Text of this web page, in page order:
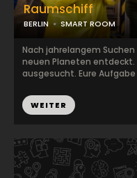
Raumschiff
BERLIN SMART ROOM
Nach jahrelangem
neuen Planeten entdeckt.
ausgesucht. Eure
WEITER